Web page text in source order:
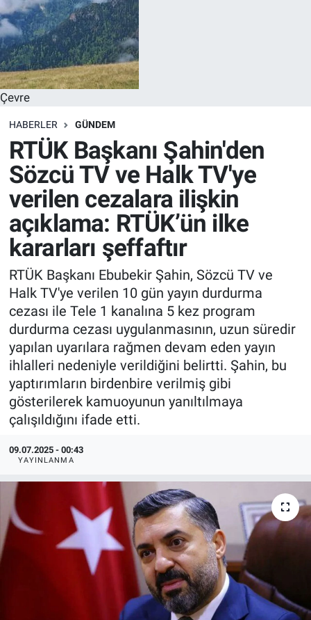
Çevre
HABERLER GÜNDEM
RTÜK Başkanı Şahin'den
Sözcü TV ve Halk TV'ye
verilen cezalara ilişkin
açıklama: RTÜK’ün ilke
kararları şeffaftır
RTÜK Başkanı Ebubekir Şahin, Sözcü TV ve
Halk TV'ye verilen 10 gün yayın durdurma
cezası ile Tele 1 kanalına 5 kez program
durdurma cezası uygulanmasının, uzun süredir
yapılan uyarılara rağmen devam eden yayın
ihlalleri nedeniyle verildiğini belirtti. Şahin, bu
yaptırımların birdenbire verilmiş gibi
gösterilerek kamuoyunun yanıltılmaya
çalışıldığını ifade etti.
09.07.2025 - 00:43
YAYINLANMA